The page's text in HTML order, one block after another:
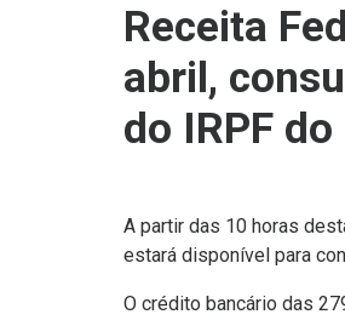
Receita
abril,
do IRPF
A partir das 10 horas
estará disponível para
O crédito bancário das